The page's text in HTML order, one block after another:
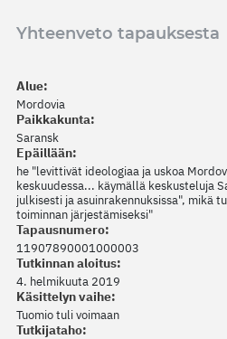
Yhteenveto tapauksesta
Alue:
Mordovia
Paikkakunta:
Saransk
Epäillään:
he "levittivät ideologiaa ja uskoa
keskuudessa... käymällä keskusteluja
julkisesti ja asuinrakennuksissa", mikä
toiminnan järjestämiseksi"
Tapausnumero:
11907890001000003
Tutkinnan aloitus:
4. helmikuuta 2019
Käsittelyn vaihe:
Tuomio tuli voimaan
Tutkijataho: